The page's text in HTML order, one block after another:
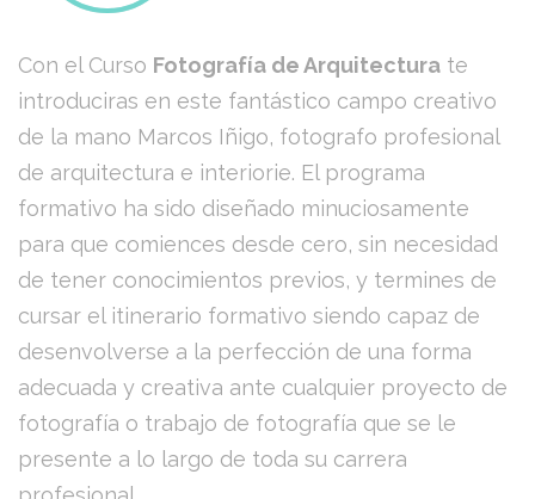
Con el Curso Fotografía de Arquitectura te
introduciras en este fantástico campo creativo
de la mano Marcos Iñigo, fotografo profesional
de arquitectura e interiorie. El programa
formativo ha sido diseñado minuciosamente
para que comiences desde cero, sin necesidad
de tener conocimientos previos, y termines de
cursar el itinerario formativo siendo capaz de
desenvolverse a la perfección de una forma
adecuada y creativa ante cualquier proyecto de
fotografía o trabajo de fotografía que se le
presente a lo largo de toda su carrera